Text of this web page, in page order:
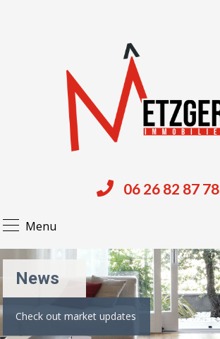
Menu
06 26 82 87 78
News
Check out market updates